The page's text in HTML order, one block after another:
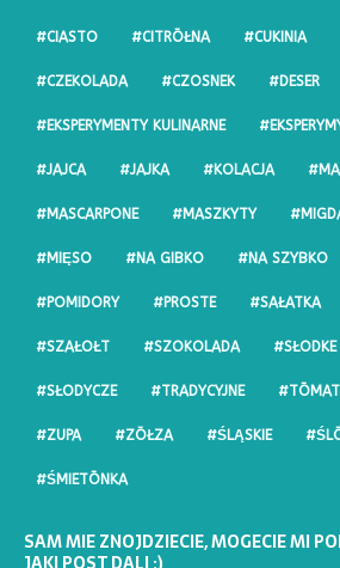
#CIASTO #CITRŌŁNA #CUKINIA
#CZEKOLADA #CZOSNEK #DESER
#EKSPERYMENTY KULINARNE
#JAJCA #JAJKA #KOLACJA
#MASCARPONE #MASZKYTY
#MIĘSO #NA GIBKO #NA SZYBKO
#POMIDORY #PROSTE #SAŁATKA
#SZAŁOŁT #SZOKOLADA #SŁODKE
#SŁODYCZE #TRADYCYJNE
#ZUPA #ZŌŁZA #ŚLĄSKIE
#ŚMIETŌNKA
SAM MIE ZNOJDZIECIE, MOGECIE MI